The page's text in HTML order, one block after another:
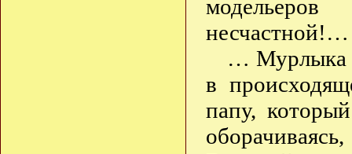
несчастной!…
… Мурлыка
в
папу,